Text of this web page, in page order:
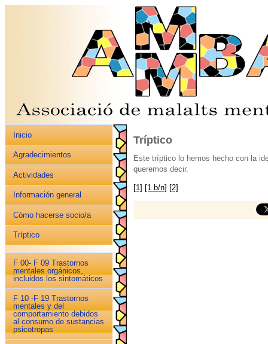
Inicio
Agradecimientos
Actividades
Información general
Cómo hacerse socio/a
Tríptico
F 00- F 09 Trastornos
mentales orgánicos,
incluidos los sintomáticos
F 10 -F 19 Trastornos
mentales y del
comportamiento debidos
al consumo de sustancias
psicotropas
Tríptico
Este tríptico lo hemos hecho con la
queremos decir.
[1] [1 b/n] [2]